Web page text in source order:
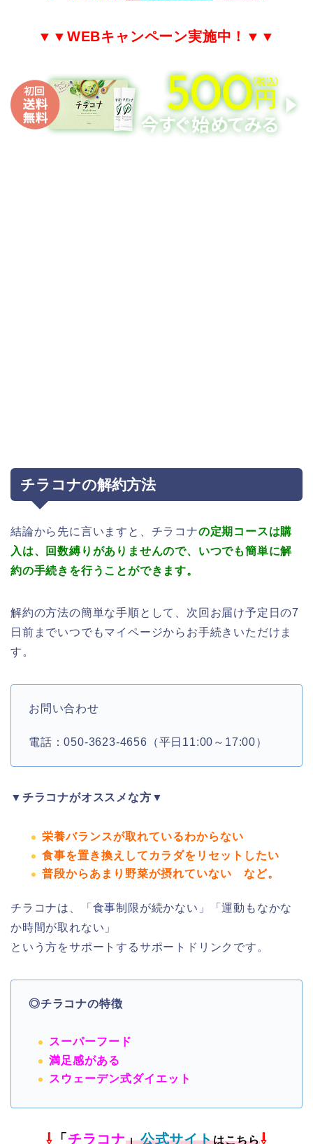
▼▼ WEBキャンペーン実施中！▼▼
チラコナの解約方法
結論から先に言いますと、チラコナの定期コースは購
入は、回数縛りがありませんので、いつでも簡単に解
約の手続きを行うことができます。
解約の方法の簡単な手順として、次回お届け予定日の7
日前までいつでもマイページからお手続きいただけま
す。
お問い合わせ
電話：050-3623-4656（平日11:00～17:00）
▼チラコナがオススメな方▼
栄養バランスが取れているわからない
食事を置き換えしてカラダをリセットしたい
普段からあまり野菜が摂れていない など。
チラコナは、「食事制限が続かない」「運動もなかな
か時間が取れない」
という方をサポートするサポートドリンクです。
◎チラコナの特徴
スーパーフード
満足感がある
スウェーデン式ダイエット
⇩ 「 チラコナ」公式サイトはこちら⇩